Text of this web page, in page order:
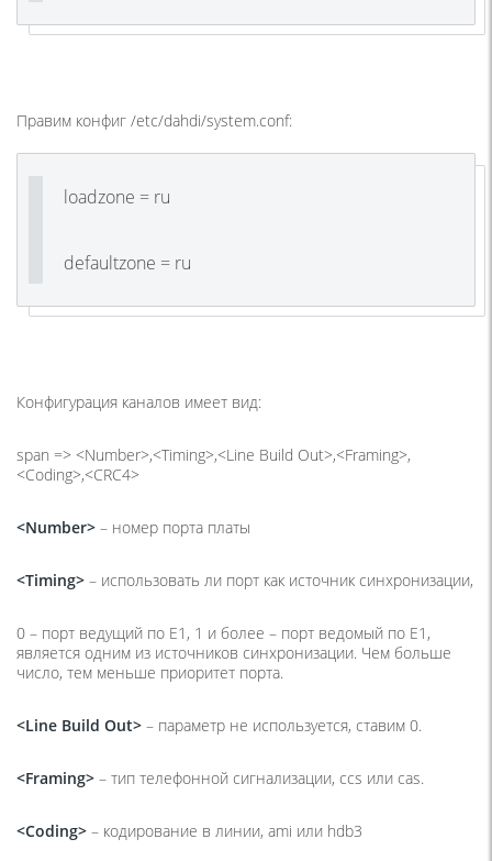
Правим конфиг /etc/dahdi/system.conf:
loadzone = ru
defaultzone = ru
Конфигурация каналов имеет вид:
span => <Number>,<Timing>,<Line Build Out>,<Framing>,
<Coding>,<CRC4>
<Number> – номер порта платы
<Timing> – использовать ли порт как источник синхронизации,
0 – порт ведущий по E1, 1 и более – порт ведомый по E1,
является одним из источников синхронизации. Чем больше
число, тем меньше приоритет порта.
<Line Build Out> – параметр не используется, ставим 0.
<Framing> – тип телефонной сигнализации, ccs или cas.
<Coding> – кодирование в линии, ami или hdb3